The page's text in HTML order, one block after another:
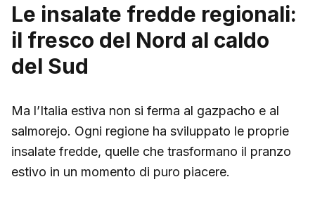
Le insalate fredde regionali:
il fresco del Nord al caldo
del Sud
Ma l’Italia estiva non si ferma al gazpacho e al
salmorejo. Ogni regione ha sviluppato le proprie
insalate fredde, quelle che trasformano il pranzo
estivo in un momento di puro piacere.